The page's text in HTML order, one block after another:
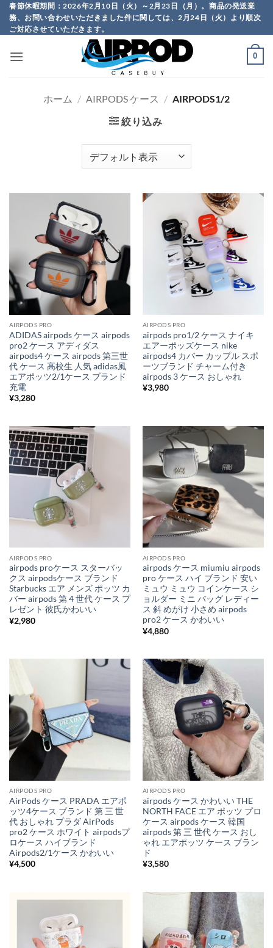
Skip
content
春節休暇期間：2026年2月10日（火）～2月23日（月）。商品の発送業
務、お問い合わせいただきました件に関しては、2月24日（火）より順次
ご対応させていただきます。
0
ホーム / AIRPODS ケース / AIRPODS1/2
絞り込み
AIRPODS PRO
ADIDAS airpods ケース airpods
pro2 ケース アディダス
airpods4 ケース airpods 第三世
代 ケース 高校生 人気 adidas風
エアポッツ2/1ケース ブランド
充電
¥3,280
AIRPODS PRO
airpods pro1/2 ケース ナイキ
エアーポッズケース nike
airpods4 カバー カップル スポ
ーツブランド チャーム付き
airpods 3 ケース おしゃれ
¥3,980
AIRPODS PRO
airpods proケース スターバッ
クス airpodsケース ブランド
Starbucks エア メンズ ポッツ カ
バー airpods 第 4 世代 ケース プ
レゼント 彼氏かわいい
¥2,980
AIRPODS PRO
airpods ケース miumiu airpods
pro ケース ハイ ブランド 安い
ミュウ ミュウ コインケース シ
ョルダー ミニ バッグ レディー
ス 斜 めがけ 小さめ airpods
pro2 ケース かわいい
¥4,880
AIRPODS PRO
AirPods ケース PRADA エアポ
ッツ4ケース ブランド 第 三 世
代 おしゃれ プラダ AirPods
pro2 ケース ホワイト airpodsプ
ロケース ハイブランド
Airpods2/1ケース かわいい
¥4,500
AIRPODS PRO
airpods ケース かわいい THE
NORTH FACE エア ポッツ プロ
ケース airpods ケース 韓国
airpods 第 三 世代 ケース おし
ゃれ エアポッツ ケース ブラン
ド
¥3,580